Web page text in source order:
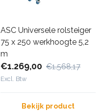
ASC Universele rolsteiger
75 x 250 werkhoogte 5,2
m
€1.269,00 €1.568,17
Excl. Btw
Bekijk product